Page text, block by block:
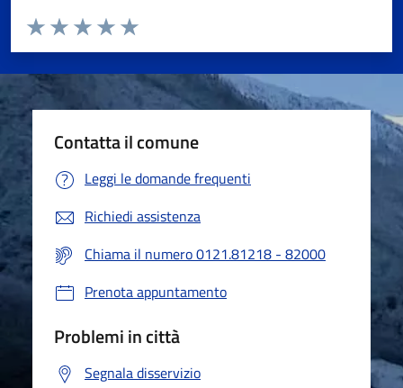
Valuta da 1 a 5 stelle la pagina
Valuta 5 stelle su 5
Valuta 4 stelle su 5
Valuta 3 stelle su 5
Valuta 2 stelle su 5
Valuta 1 stelle su 5
Contatta il comune
Leggi le domande frequenti
Richiedi assistenza
Chiama il numero 0121.81218 - 82000
Prenota appuntamento
Problemi in città
Segnala disservizio